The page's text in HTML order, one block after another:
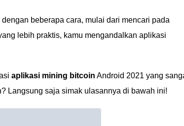
beberapa cara, mulai dari mencari pada
lebih praktis, kamu mengandalkan aplikasi
aplikasi mining bitcoin Android 2021 yang
Langsung saja simak ulasannya di bawah ini!